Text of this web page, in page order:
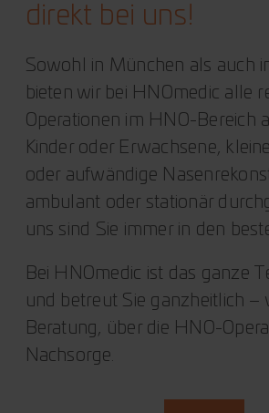
direkt bei uns!
Sowohl in München als auch
bieten wir bei HNOmedic alle
Operationen im HNO-Bereich
Kinder oder Erwachsene,
oder aufwändige
ambulant oder stationär
uns sind Sie immer in den
Bei HNOmedic ist das ganze
und betreut Sie ganzheitlich –
Beratung, über die HNO-
Nachsorge.